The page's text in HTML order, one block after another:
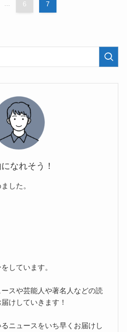
6 7
なれそう！
した。
しています。
スや芸能人や著名人などの読
けしていきます！
ニュースをいち早くお届けし